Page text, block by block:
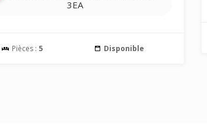
3EA
Pièces : 5 Disponible